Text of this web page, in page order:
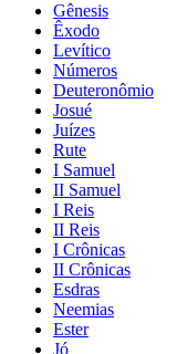
Gênesis
Êxodo
Levítico
Números
Deuteronômio
Josué
Juízes
Rute
I Samuel
II Samuel
I Reis
II Reis
I Crônicas
II Crônicas
Esdras
Neemias
Ester
Jó